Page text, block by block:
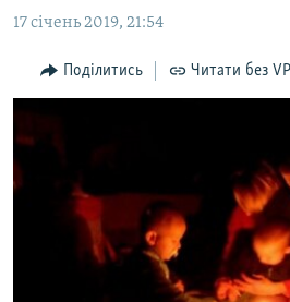
Перейти
пошукуІНТЕРВ'Ю
ВСЕ ЗА ДЕНЬ
ДЕПОРТАЦІЯ
ВІДЕОУРОКИ «ELIFBE»
СВІДЧЕННЯ ОКУПАЦІЇ
ЯК ОБІЙТИ БЛОКУВАННЯ
Русский
17 січень 2019, 21:54
Поділитись Читати без